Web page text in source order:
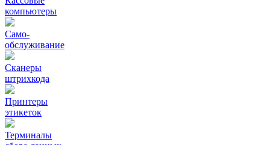
компьютеры
Само-
обслуживание
Сканеры
штрихкода
Принтеры
этикеток
Терминалы